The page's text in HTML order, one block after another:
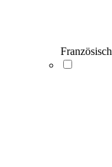
Französisch